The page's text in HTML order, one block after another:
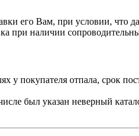
его Вам, при условии, что
при наличии
покупателя отпала, срок
был указан неверный